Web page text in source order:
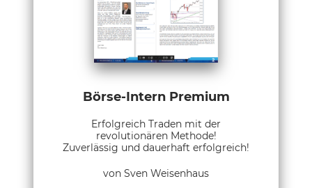
Börse-Intern Premium
Erfolgreich Traden mit der
revolutionären Methode!
Zuverlässig und dauerhaft erfolgreich!
von Sven Weisenhaus